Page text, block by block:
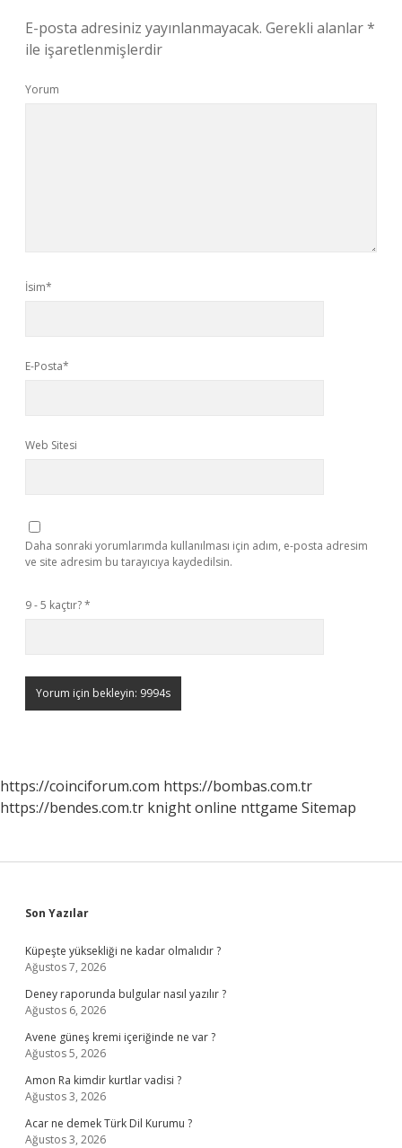
E-posta adresiniz yayınlanmayacak. Gerekli alanlar*
ile işaretlenmişlerdir
Yorum
İsim*
E-Posta*
Web Sitesi
Daha sonraki yorumlarımda kullanılması için adım, e-posta adresim
ve site adresim bu tarayıcıya kaydedilsin.
9 - 5 kaçtır?*
https://coinciforum.com https://bombas.com.tr
https://bendes.com.tr knight online nttgame Sitemap
Sidebar
Son Yazılar
Küpeşte yüksekliği ne kadar olmalıdır ?
Ağustos 7, 2026
Deney raporunda bulgular nasıl yazılır ?
Ağustos 6, 2026
Avene güneş kremi içeriğinde ne var ?
Ağustos 5, 2026
Amon Ra kimdir kurtlar vadisi ?
Ağustos 3, 2026
Acar ne demek Türk Dil Kurumu ?
Ağustos 3, 2026